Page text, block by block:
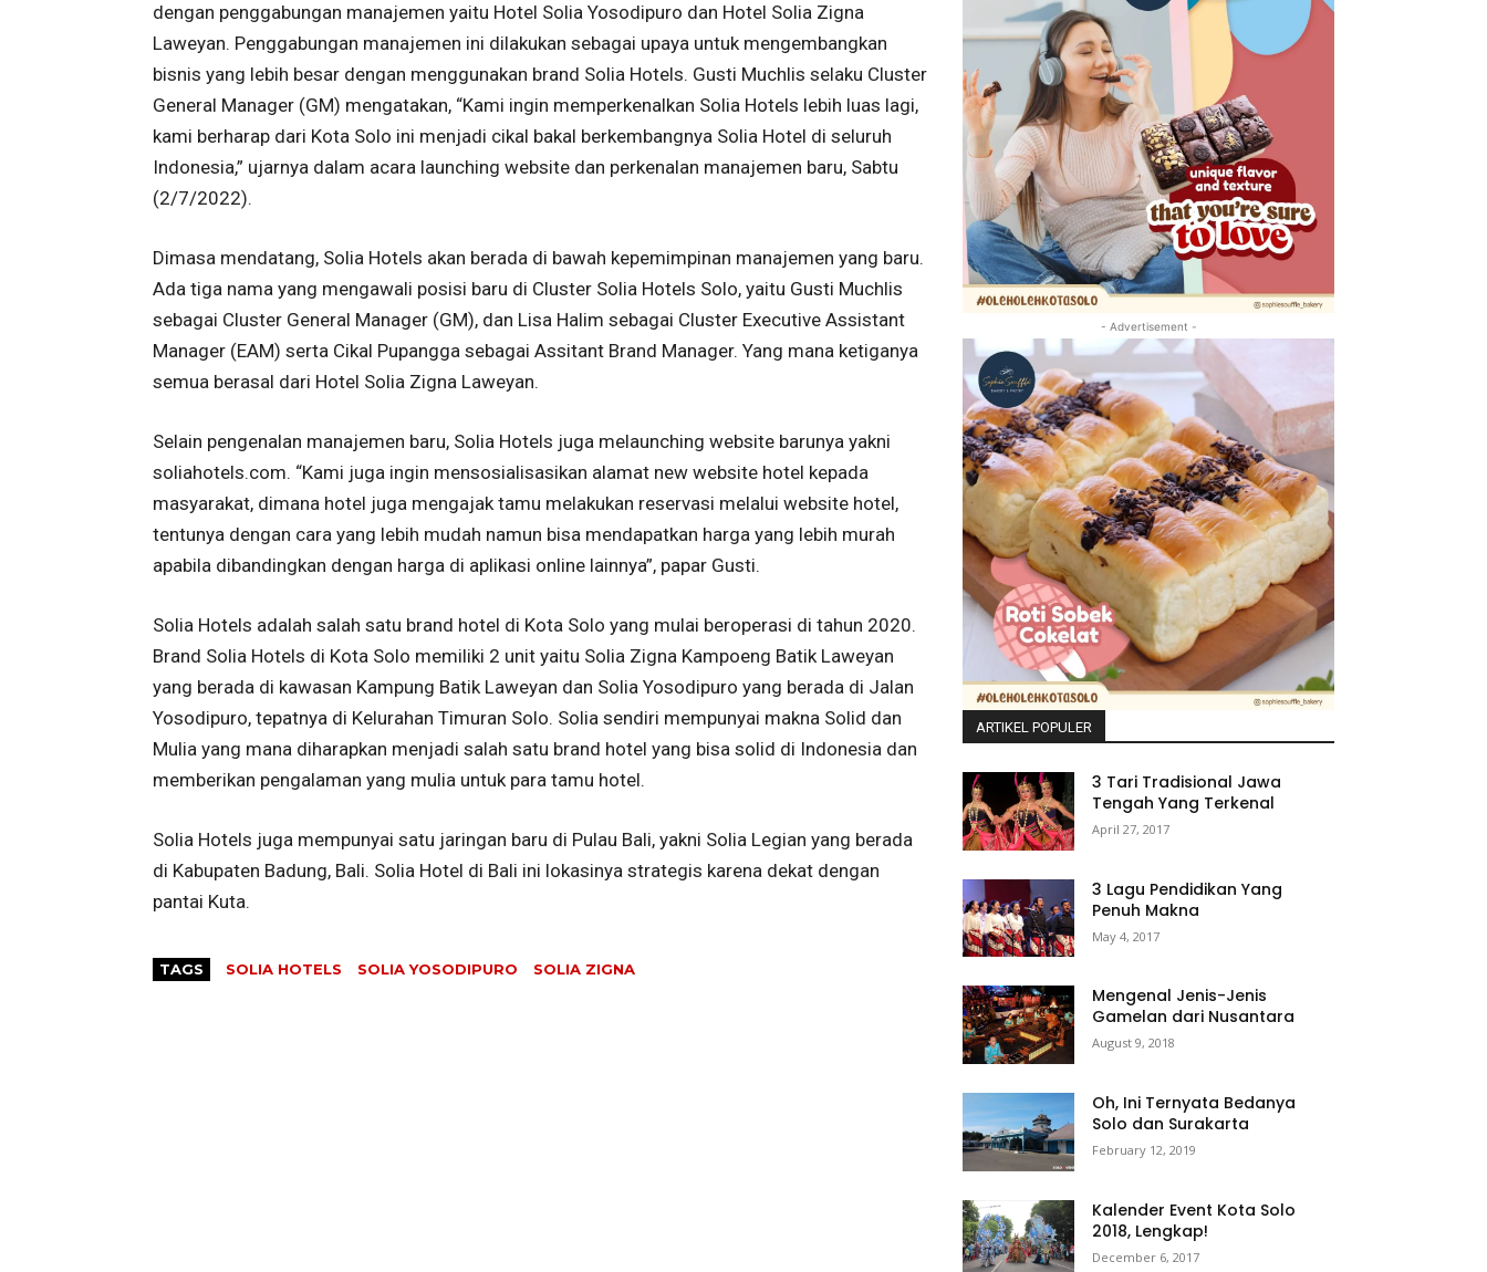
dengan penggabungan manajemen yaitu Hotel Solia Yosodipuro dan Hotel Solia Zigna
Laweyan. Penggabungan manajemen ini dilakukan sebagai upaya untuk mengembangkan
bisnis yang lebih besar dengan menggunakan brand Solia Hotels. Gusti Muchlis selaku Cluster
General Manager (GM) mengatakan, “Kami ingin memperkenalkan Solia Hotels lebih luas lagi,
kami berharap dari Kota Solo ini menjadi cikal bakal berkembangnya Solia Hotel di seluruh
Indonesia,” ujarnya dalam acara launching website dan perkenalan manajemen baru, Sabtu
(2/7/2022).
Dimasa mendatang, Solia Hotels akan berada di bawah kepemimpinan manajemen yang baru.
Ada tiga nama yang mengawali posisi baru di Cluster Solia Hotels Solo, yaitu Gusti Muchlis
sebagai Cluster General Manager (GM), dan Lisa Halim sebagai Cluster Executive Assistant
Manager (EAM) serta Cikal Pupangga sebagai Assitant Brand Manager. Yang mana ketiganya
semua berasal dari Hotel Solia Zigna Laweyan.
Selain pengenalan manajemen baru, Solia Hotels juga melaunching website barunya yakni
soliahotels.com. “Kami juga ingin mensosialisasikan alamat new website hotel kepada
masyarakat, dimana hotel juga mengajak tamu melakukan reservasi melalui website hotel,
tentunya dengan cara yang lebih mudah namun bisa mendapatkan harga yang lebih murah
apabila dibandingkan dengan harga di aplikasi online lainnya”, papar Gusti.
Solia Hotels adalah salah satu brand hotel di Kota Solo yang mulai beroperasi di tahun 2020.
Brand Solia Hotels di Kota Solo memiliki 2 unit yaitu Solia Zigna Kampoeng Batik Laweyan
yang berada di kawasan Kampung Batik Laweyan dan Solia Yosodipuro yang berada di Jalan
Yosodipuro, tepatnya di Kelurahan Timuran Solo. Solia sendiri mempunyai makna Solid dan
Mulia yang mana diharapkan menjadi salah satu brand hotel yang bisa solid di Indonesia dan
memberikan pengalaman yang mulia untuk para tamu hotel.
Solia Hotels juga mempunyai satu jaringan baru di Pulau Bali, yakni Solia Legian yang berada
di Kabupaten Badung, Bali. Solia Hotel di Bali ini lokasinya strategis karena dekat dengan
pantai Kuta.
TAGS SOLIA HOTELS SOLIA YOSODIPURO SOLIA ZIGNA
- Advertisement -
ARTIKEL POPULER
3 Tari Tradisional Jawa
Tengah Yang Terkenal
April 27, 2017
3 Lagu Pendidikan Yang
Penuh Makna
May 4, 2017
Mengenal Jenis-Jenis
Gamelan dari Nusantara
August 9, 2018
Oh, Ini Ternyata Bedanya
Solo dan Surakarta
February 12, 2019
Kalender Event Kota Solo
2018, Lengkap!
December 6, 2017